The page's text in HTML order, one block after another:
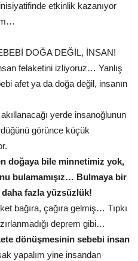
etkinlik kazanıyor
DOĞA DEĞİL, İNSAN!
felaketini izliyoruz… Yanlış
afet ya da doğa değil, insanın
yerde insanoğlunun
görünce küçük
doğaya bile minnetimiz yok,
bulamamışız… Bulmaya bir
daha fazla yüzsüzlük!
bağıra, çağıra gelmiş… Tıpkı
deprem gibi…
dönüşmesinin sebebi insan
yapalım yine insandan